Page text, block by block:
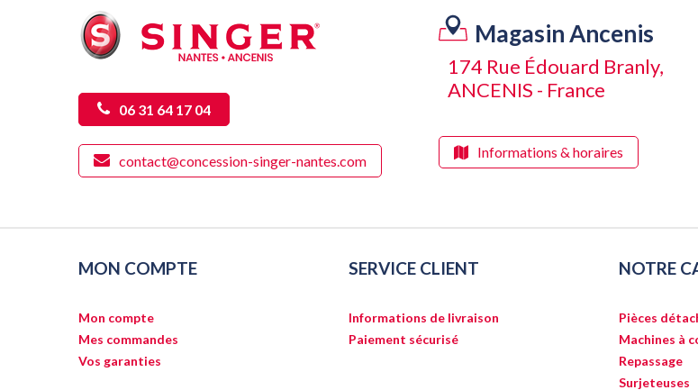
06 31 64 17 04
contact@concession-singer-nantes.com
Magasin Ancenis
174 Rue Édouard Branly,
ANCENIS - France
Informations & horaires
MON COMPTE
Mon compte
Mes commandes
Vos garanties
SERVICE CLIENT
Informations de livraison
Paiement sécurisé
NOTRE
Pièces
Machines à
Repassage
Surjeteuses